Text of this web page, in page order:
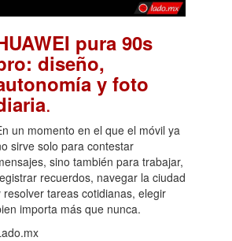
pura 90s
diseño,
y foto
.
un momento en el que el móvil ya
sirve solo para contestar
sino también para trabajar,
recuerdos, navegar la ciudad
resolver tareas cotidianas, elegir
importa más que nunca.